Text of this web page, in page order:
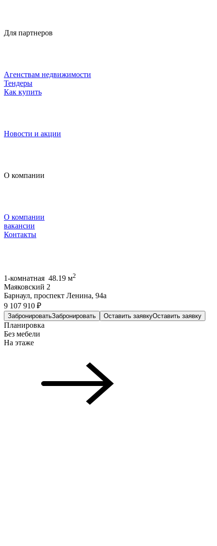
Для партнеров
Агенствам недвижимости
Тендеры
Как купить
Новости и акции
О компании
О компании
вакансии
Контакты
1-комнатная 48.19 м2
Маяковский 2
Барнаул, проспект Ленина, 94а
9 107 910 ₽
ЗабронироватьЗабронировать Оставить заявкуОставить заявку
Планировка
Без мебели
На этаже